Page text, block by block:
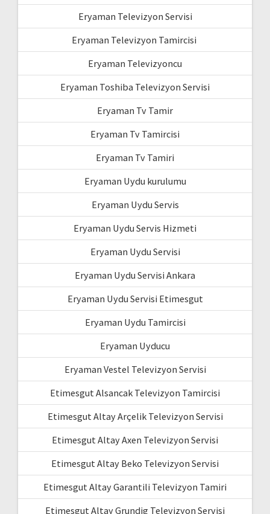
Eryaman Televizyon Servisi
Eryaman Televizyon Tamircisi
Eryaman Televizyoncu
Eryaman Toshiba Televizyon Servisi
Eryaman Tv Tamir
Eryaman Tv Tamircisi
Eryaman Tv Tamiri
Eryaman Uydu kurulumu
Eryaman Uydu Servis
Eryaman Uydu Servis Hizmeti
Eryaman Uydu Servisi
Eryaman Uydu Servisi Ankara
Eryaman Uydu Servisi Etimesgut
Eryaman Uydu Tamircisi
Eryaman Uyducu
Eryaman Vestel Televizyon Servisi
Etimesgut Alsancak Televizyon Tamircisi
Etimesgut Altay Arçelik Televizyon Servisi
Etimesgut Altay Axen Televizyon Servisi
Etimesgut Altay Beko Televizyon Servisi
Etimesgut Altay Garantili Televizyon Tamiri
Etimesgut Altay Grundig Televizyon Servisi